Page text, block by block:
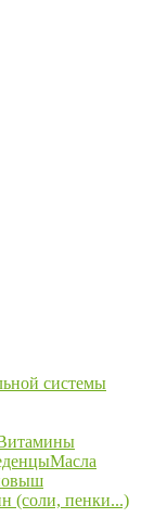
системы
Масла
(соли, пенки...)